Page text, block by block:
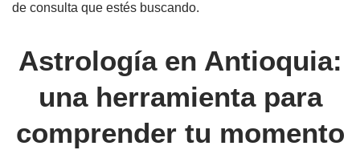
de consulta que estés buscando.
Astrología en Antioquia:
una herramienta para
comprender tu momento